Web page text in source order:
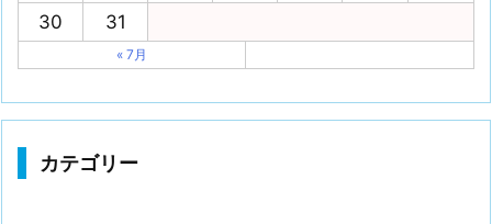
30
31
« 7月
カテゴリー